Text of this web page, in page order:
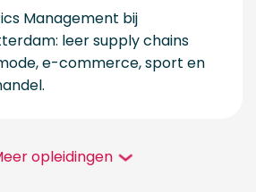
Management bij
leer supply chains
e-commerce, sport en
opleidingen